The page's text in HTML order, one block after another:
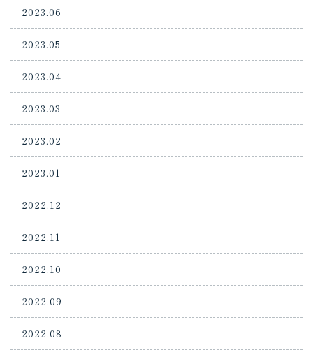
2023.06
2023.05
2023.04
2023.03
2023.02
2023.01
2022.12
2022.11
2022.10
2022.09
2022.08